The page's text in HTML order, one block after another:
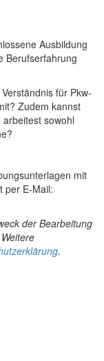
Ausbildung
Berufserfahrung
für Pkw-
Zudem kannst
sowohl
mit
per E-Mail:
der Bearbeitung
.